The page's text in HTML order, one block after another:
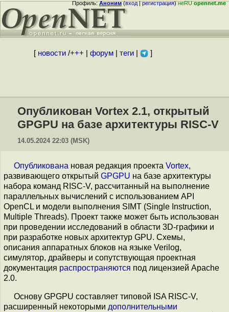
Профиль:Аноним(вход|регистрация)неRUopennet.me
[ новости/+++ форум| теги| ]
Опубликован Vortex 2.1, открытый
GPGPU на базе архитектуры RISC-V
14.05.2024 22:03 (MSK)
Опубликована новая редакция проекта Vortex,
развивающего открытый GPGPU на базе архитектуры
набора команд RISC-V, рассчитанный на выполнение
параллельных вычислений с использованием API
OpenCL и модели выполнения SIMT (Single Instruction,
Multiple Threads). Проект также может быть использован
при проведении исследований в области 3D-графики и
при разработке новых архитектур GPU. Схемы,
описания аппаратных блоков на языке Verilog,
симулятор, драйверы и сопутствующая проектная
документация распространяются под лицензией Apache
2.0.
Основу GPGPU составляет типовой ISA RISC-V,
расширенный некоторыми дополнительными